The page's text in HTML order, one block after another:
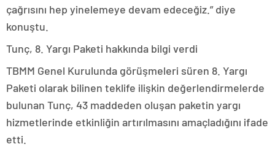
çağrısını hep yinelemeye devam edeceğiz.” diye
konuştu.
Tunç, 8. Yargı Paketi hakkında bilgi verdi
TBMM Genel Kurulunda görüşmeleri süren 8. Yargı
Paketi olarak bilinen teklife ilişkin değerlendirmelerde
bulunan Tunç, 43 maddeden oluşan paketin yargı
hizmetlerinde etkinliğin artırılmasını amaçladığını ifade
etti.